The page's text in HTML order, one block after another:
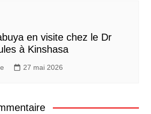
en visite chez le Dr
à Kinshasa
27 mai 2026